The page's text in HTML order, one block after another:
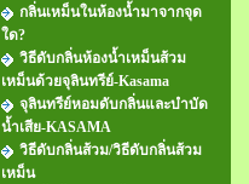
กลิ่นเหม็นในห้องน้ำมาจากจุด
ใด?
วิธีดับกลิ่นห้องน้ำเหม็นส้วม
เหม็นด้วยจุลินทรีย์-Kasama
จุลินทรีย์หอมดับกลิ่นและบำบัด
น้ำเสีย-KASAMA
วิธีดับกลิ่นส้วม/วิธีดับกลิ่นส้วม
เหม็น